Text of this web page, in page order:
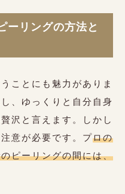
ーリングの方法と
ことにも魅力がありま
、ゆっくりと自分自身
沢と言えます。しかし
意が必要です。プロの
ピーリングの間には、